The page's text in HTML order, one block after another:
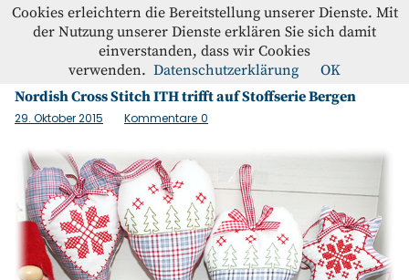
Westfalenstoffe-Blog
Home
Kontakt
Instagram
Facebook
Schlagwort:Stickmaschine
Nordish Cross Stitch ITH trifft auf Stoffserie Bergen
29. Oktober 2015 Kommentare 0
Cookies erleichtern die Bereitstellung unserer Dienste. Mit
der Nutzung unserer Dienste erklären Sie sich damit
einverstanden, dass wir Cookies
verwenden. Datenschutzerklärung OK